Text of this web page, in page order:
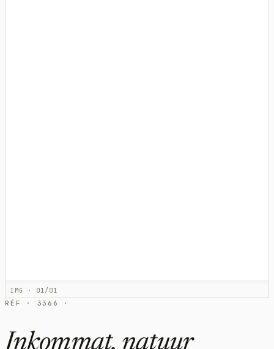
IMG · 01/01
RÉF · 3366 ·